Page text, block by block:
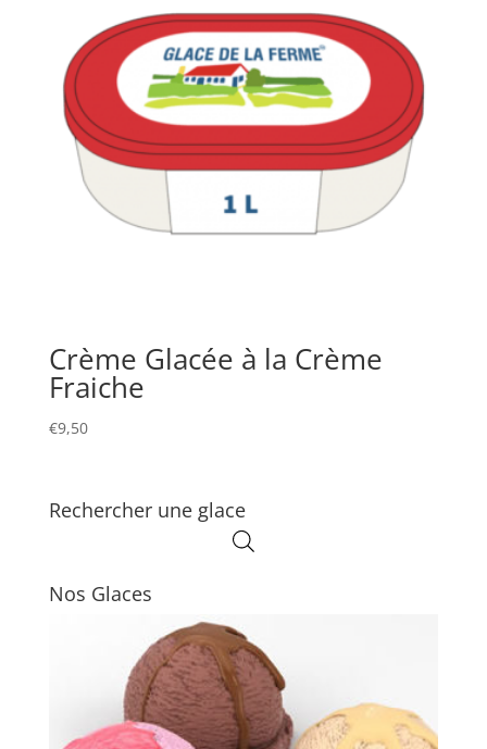
Crème Glacée à la Crème
Fraiche
€9,50
Rechercher une glace
Nos Glaces